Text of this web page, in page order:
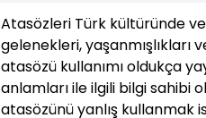
Atasözleri Türk kültüründe
gelenekleri, yaşanmışlıkları
atasözü kullanımı oldukça
anlamları ile ilgili bilgi sahibi
atasözünü yanlış kullanmak